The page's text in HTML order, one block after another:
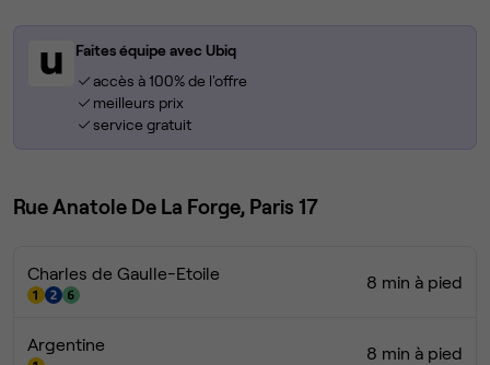
Faites équipe avec Ubiq
accès à 100% de l'offre
meilleurs prix
service gratuit
Rue Anatole De La Forge, Paris 17
Charles de Gaulle-Etoile 8 min à pied
Argentine 8 min à pied